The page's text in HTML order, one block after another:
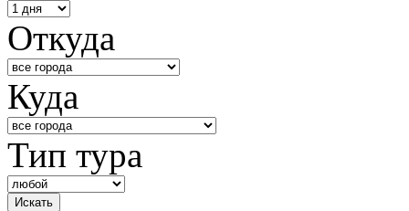
Откуда
Куда
Тип тура